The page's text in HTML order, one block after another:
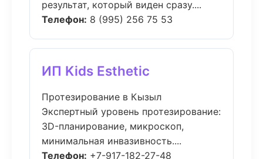
результат, который виден сразу....
Телефон: 8 (995) 256 75 53
ИП Kids Esthetic
Протезирование в Кызыл
Экспертный уровень протезирование:
3D-планирование, микроскоп,
минимальная инвазивность....
Телефон: +7-917-182-27-48